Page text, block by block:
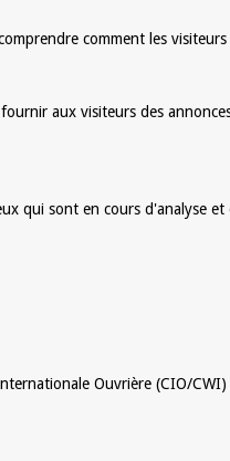
comment les
aux visiteurs des
qui sont en cours d'analyse
Ouvrière (CIO/CWI)